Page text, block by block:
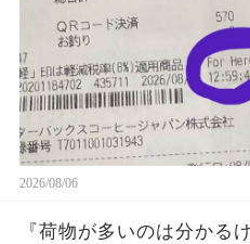
2026/08/06
『荷物が多いのは分か